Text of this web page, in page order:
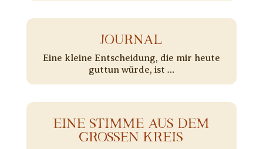
JOURNAL
Eine kleine Entscheidung, die mir heute
guttun würde, ist …
EINE STIMME AUS DEM
GROSSEN KREIS